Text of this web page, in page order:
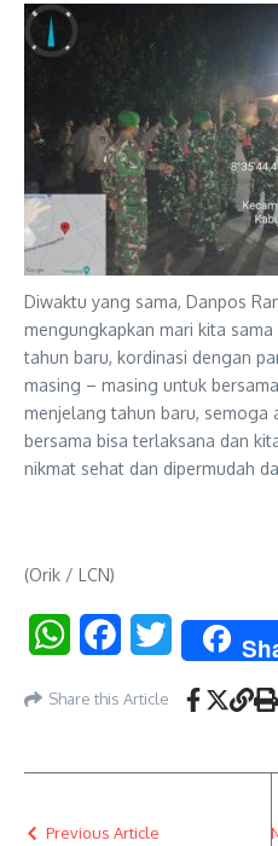
Diwaktu yang sama, Danpos
mengungkapkan mari kita
tahun baru, kordinasi dengan
masing – masing untuk
menjelang tahun baru, semoga
bersama bisa terlaksana dan
nikmat sehat dan dipermudah
(Orik / LCN)
WhatsAppFacebookTwitter
Share this Article
Previous Article